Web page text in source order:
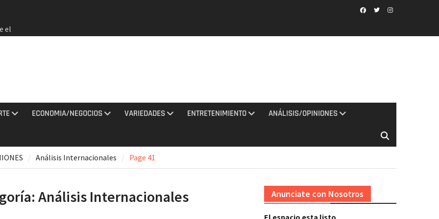
el
e
ECONOMIA/NEGOCIOS VARIEDADES ENTRETENIMIENTO ANÁLISIS/OPINIONES
Análisis Internacionales Page 41
Análisis Internacionales Anunciate con Nosotros
El espacio esta listo